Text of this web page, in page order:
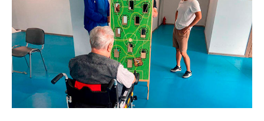
as
s
ni
ki
m p
p
турниров
по
инклюзивным
спортивным
играм